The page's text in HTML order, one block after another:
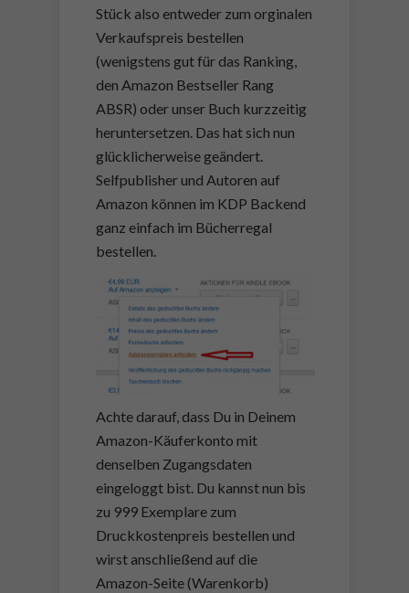
Stück also entweder zum orginalen
Verkaufspreis bestellen
(wenigstens gut für das Ranking,
den Amazon Bestseller Rang
ABSR) oder unser Buch kurzzeitig
heruntersetzen. Das hat sich nun
glücklicherweise geändert.
Selfpublisher und Autoren auf
Amazon können im KDP Backend
ganz einfach im Bücherregal
bestellen.
Achte darauf, dass Du in Deinem
Amazon-Käuferkonto mit
denselben Zugangsdaten
eingeloggt bist. Du kannst nun bis
zu 999 Exemplare zum
Druckkostenpreis bestellen und
wirst anschließend auf die
Amazon-Seite (Warenkorb)